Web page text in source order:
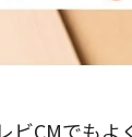
ビCMでもよ